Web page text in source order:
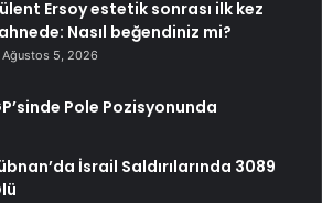
Ersoy estetik sonrası ilk kez
Nasıl beğendiniz mi?
Ağustos 5, 2026
Pole Pozisyonunda
İsrail Saldırılarında 3089